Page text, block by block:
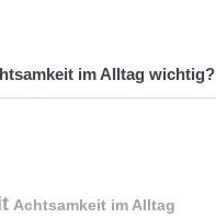
im Alltag wichtig?
Achtsamkeit im Alltag